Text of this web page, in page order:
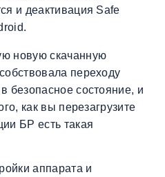
и деактивация Safe
новую скачанную
переходу
безопасное состояние, и
как вы перезагрузите
БР есть такая
аппарата и